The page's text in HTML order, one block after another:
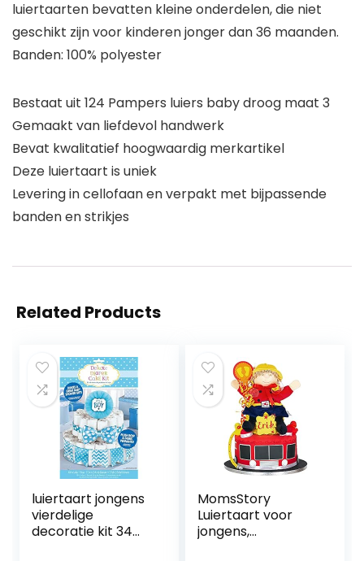
luiertaarten bevatten kleine onderdelen, die niet
geschikt zijn voor kinderen jonger dan 36 maanden.
Banden: 100% polyester
Bestaat uit 124 Pampers luiers baby droog maat 3
Gemaakt van liefdevol handwerk
Bevat kwalitatief hoogwaardig merkartikel
Deze luiertaart is uniek
Levering in cellofaan en verpakt met bijpassende
banden en strikjes
Related Products
luiertaart jongens
vierdelige
decoratie kit 34
MomsStory
Luiertaart voor
jongens,